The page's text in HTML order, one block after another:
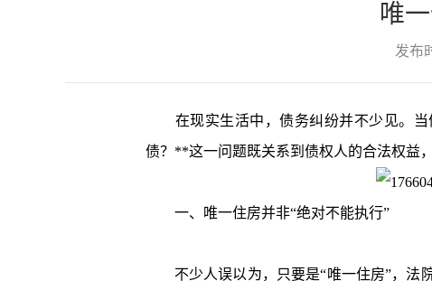
唯
发布
在现实生活中，债务纠纷并不少见。当
债？**这一问题既关系到债权人的合法权益
一、唯一住房并非“绝对不能执行”
不少人误以为，只要是“唯一住房”，法院